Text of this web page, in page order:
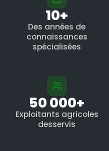
10+
Des années de
connaissances
spécialisées
50 000+
Exploitants agricoles
desservis